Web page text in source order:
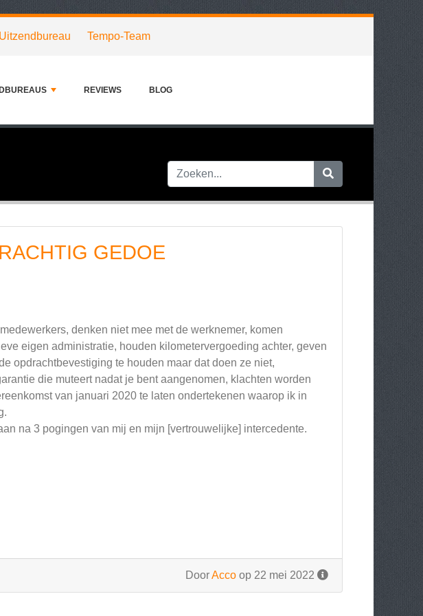
Tempo-Team
REVIEWS BLOG
GEDOE
denken niet mee met de werknemer, komen
eigen administratie, houden kilometervergoeding achter, geven
opdrachtbevestiging te houden maar dat doen ze niet,
die muteert nadat je bent aangenomen, klachten worden
van januari 2020 te laten ondertekenen waarop ik in
na 3 pogingen van mij en mijn [vertrouwelijke] intercedente.
DoorAcco op 22 mei 2022